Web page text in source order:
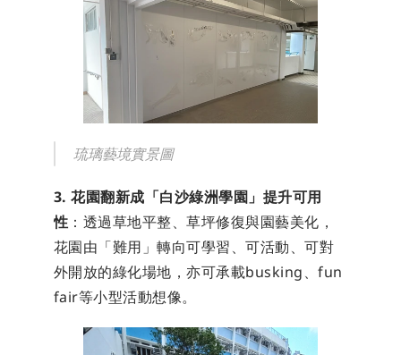
琉璃藝境實景圖
3. 花園翻新成「白沙綠洲學園」提升可用
性：透過草地平整、草坪修復與園藝美化，
花園由「難用」轉向可學習、可活動、可對
外開放的綠化場地，亦可承載busking、fun
fair等小型活動想像。